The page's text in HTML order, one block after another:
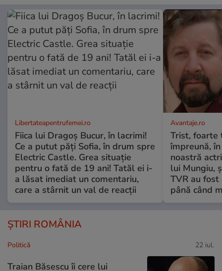
Libertateapentrufemei.ro
Fiica lui Dragoș Bucur, în lacrimi!
Ce a putut păți Sofia, în drum spre
Electric Castle. Grea situație
pentru o fată de 19 ani! Tatăl ei i-
a lăsat imediat un comentariu,
care a stârnit un val de reacții
Avantaje.ro
Trist, foarte
împreună,
noastră
lui Mungiu,
TVR au
până când
ȘTIRI ROMÂNIA
Politică 22 iul.
Traian Băsescu îi cere lui